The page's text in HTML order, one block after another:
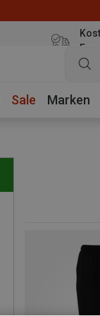
Euro
Sale Marken